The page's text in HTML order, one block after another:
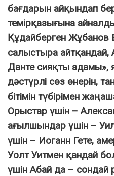
бағдарын айқындап
темірқазығына
Құдайберген Жұбанов
салыстыра
Данте сияқты адамы»,
дәстүрлі сөз өнерін,
бітімін түбірімен
Орыстар үшін –
ағылшындар үшін –
үшін – Иоганн Гете,
Уолт Уитмен қандай
үшін Абай да – сондай